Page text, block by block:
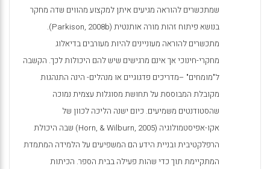
שמתכשרים להוראה מגיעים איתן למקצוע מהווים שדה מחקר
בנושא פיתוח זהות מורה אותנטית (Parkison, 2008b
).
מתכשרים להוראה מעוניינים להיות מעורבים בדיאלוג
מחקרי-חינוכי אך אינם מרגישים שיש להם היכולות לכך. הקשבה
ל"מומחים" –מדריכים פדגוגיים או מנהלים- הינה התנהגות
מקובלת המבוססת על תחושת מסוגלות עצמית נמוכה
שהסטודנטים משמיעים. כיום ישנה הליכה לכוון של
אקו-אפיסטמולוגיה (Horn, & Wilburn, 2005) שבה היכולת
הרפלקטיבית ובניית הידע הם המשפיעים על הלמידה המתמדת
המתקיימת תוך כדי שהות פעילה בבית הספר. הכיתות